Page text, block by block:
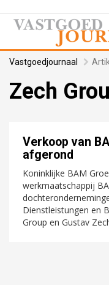
Vastgoedjournaal
Zech
Verkoop van
afgerond
Koninklijke BAM
werkmaatschappij
Dienstleistungen en
Group en Gustav